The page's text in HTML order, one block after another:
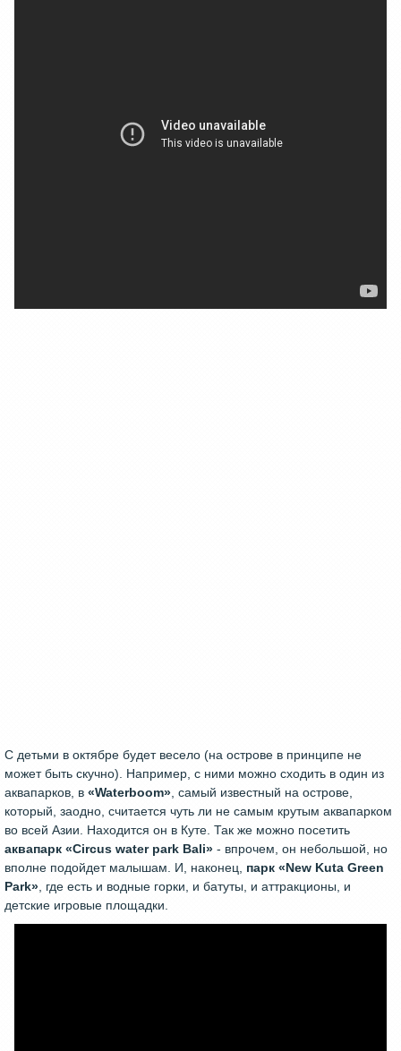
С детьми в октябре будет весело (на острове в принципе не
может быть скучно). Например, с ними можно сходить в один из
аквапарков, в «Waterboom» , самый известный на острове,
который, заодно, считается чуть ли не самым крутым аквапарком
во всей Азии. Находится он в Куте. Так же можно посетить
аквапарк «Сircus water park Bali» - впрочем, он небольшой, но
вполне подойдет малышам. И, наконец, парк «New Kuta Green
Park» , где есть и водные горки, и батуты, и аттракционы, и
детские игровые площадки.